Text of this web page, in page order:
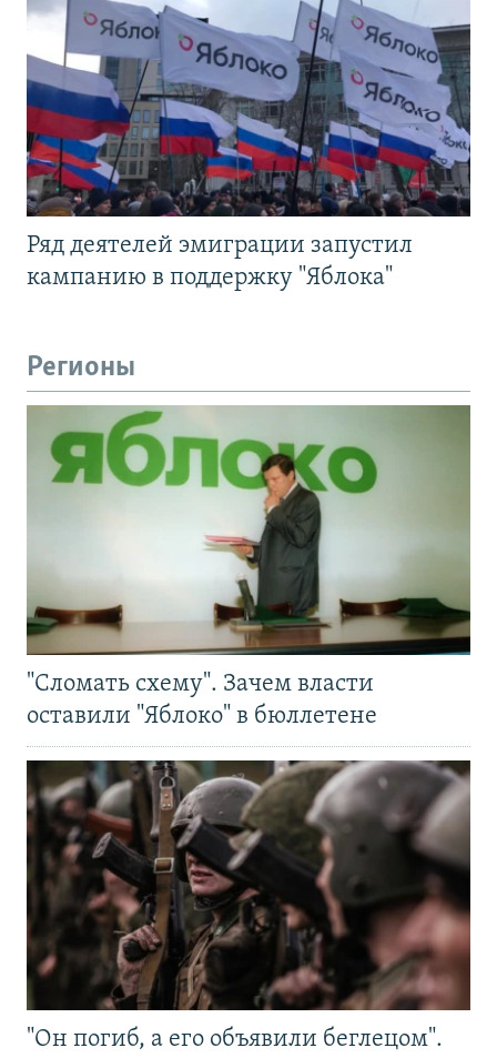
Ряд деятелей эмиграции запустил
кампанию в поддержку "Яблока"
Регионы
"Сломать схему". Зачем власти
оставили "Яблоко" в бюллетене
"Он погиб, а его объявили беглецом".